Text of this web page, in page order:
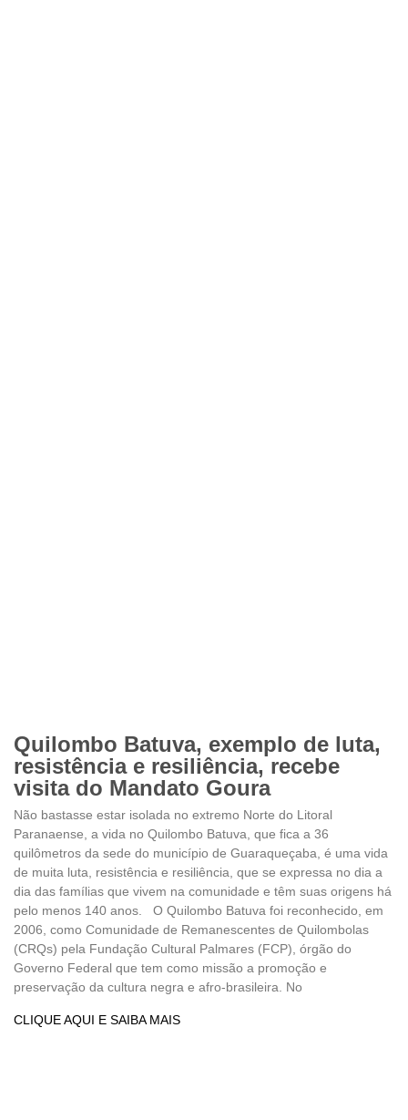
Quilombo Batuva, exemplo de luta,
resistência e resiliência, recebe
visita do Mandato Goura
Não bastasse estar isolada no extremo Norte do Litoral
Paranaense, a vida no Quilombo Batuva, que fica a 36
quilômetros da sede do município de Guaraqueçaba, é uma vida
de muita luta, resistência e resiliência, que se expressa no dia a
dia das famílias que vivem na comunidade e têm suas origens há
pelo menos 140 anos. O Quilombo Batuva foi reconhecido, em
2006, como Comunidade de Remanescentes de Quilombolas
(CRQs) pela Fundação Cultural Palmares (FCP), órgão do
Governo Federal que tem como missão a promoção e
preservação da cultura negra e afro-brasileira. No
CLIQUE AQUI E SAIBA MAIS